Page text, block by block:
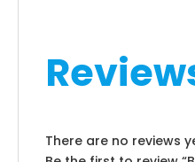
There are no reviews